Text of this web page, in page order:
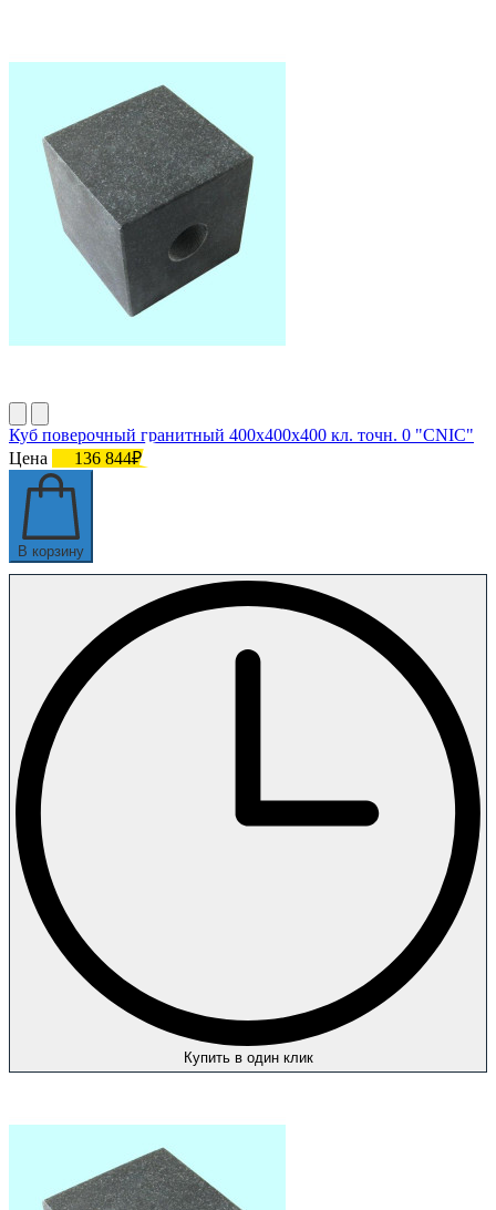
Куб поверочный гранитный 400х400х400 кл. точн. 0 "CNIC"
Цена
136 844₽
В корзину
Купить в один клик